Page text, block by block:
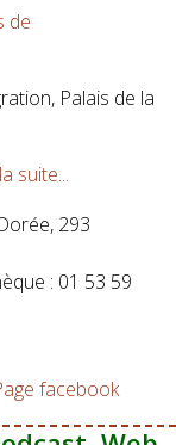
Palais de la
293
: 01 53 59
facebook
suite...